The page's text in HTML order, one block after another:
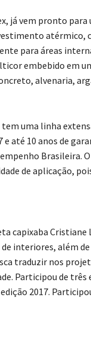
já vem pronto
atérmico,
para áreas
embebido em
alvenaria,
tem uma linha
e até 10 anos de
Brasileira.
de aplicação,
capixaba
interiores, além
traduzir nos
Participou de três
2017.